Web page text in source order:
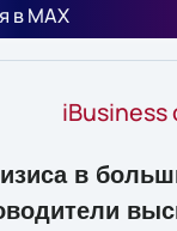
в MAX
iBusiness
в